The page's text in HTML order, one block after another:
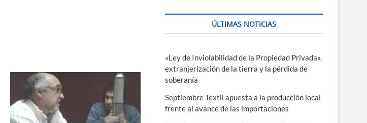
ÚLTIMAS NOTICIAS
«Ley de Inviolabilidad de la Propiedad Privada»,
extranjerización de la tierra y la pérdida de
soberanía
Septiembre Textil apuesta a la producción local
frente al avance de las importaciones